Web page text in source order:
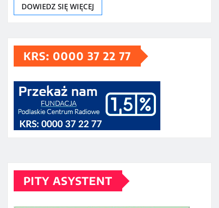
DOWIEDZ SIĘ WIĘCEJ
KRS: 0000 37 22 77
PITY ASYSTENT